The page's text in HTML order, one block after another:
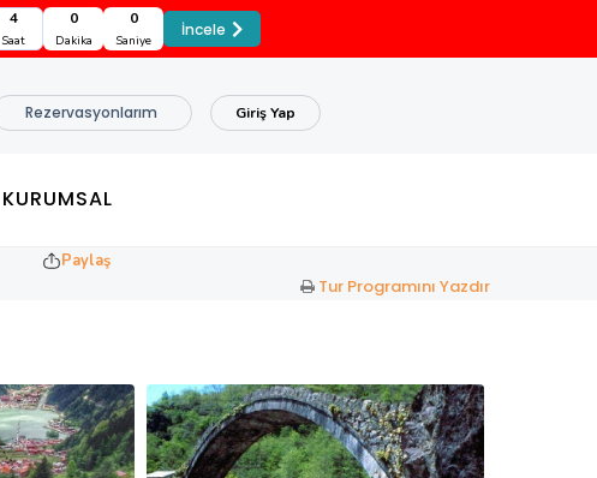
3
Saat
59
Dakika
59
Saniye
İncele
Rezervasyonlarım Giriş Yap
KURUMSAL
Paylaş
Tur Programını Yazdır